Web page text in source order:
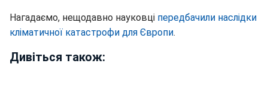
Нагадаємо, нещодавно науковці передбачили наслідки
кліматичної катастрофи для Європи.
Дивіться також: